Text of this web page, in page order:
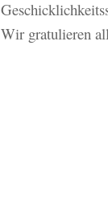
Wir gratulieren